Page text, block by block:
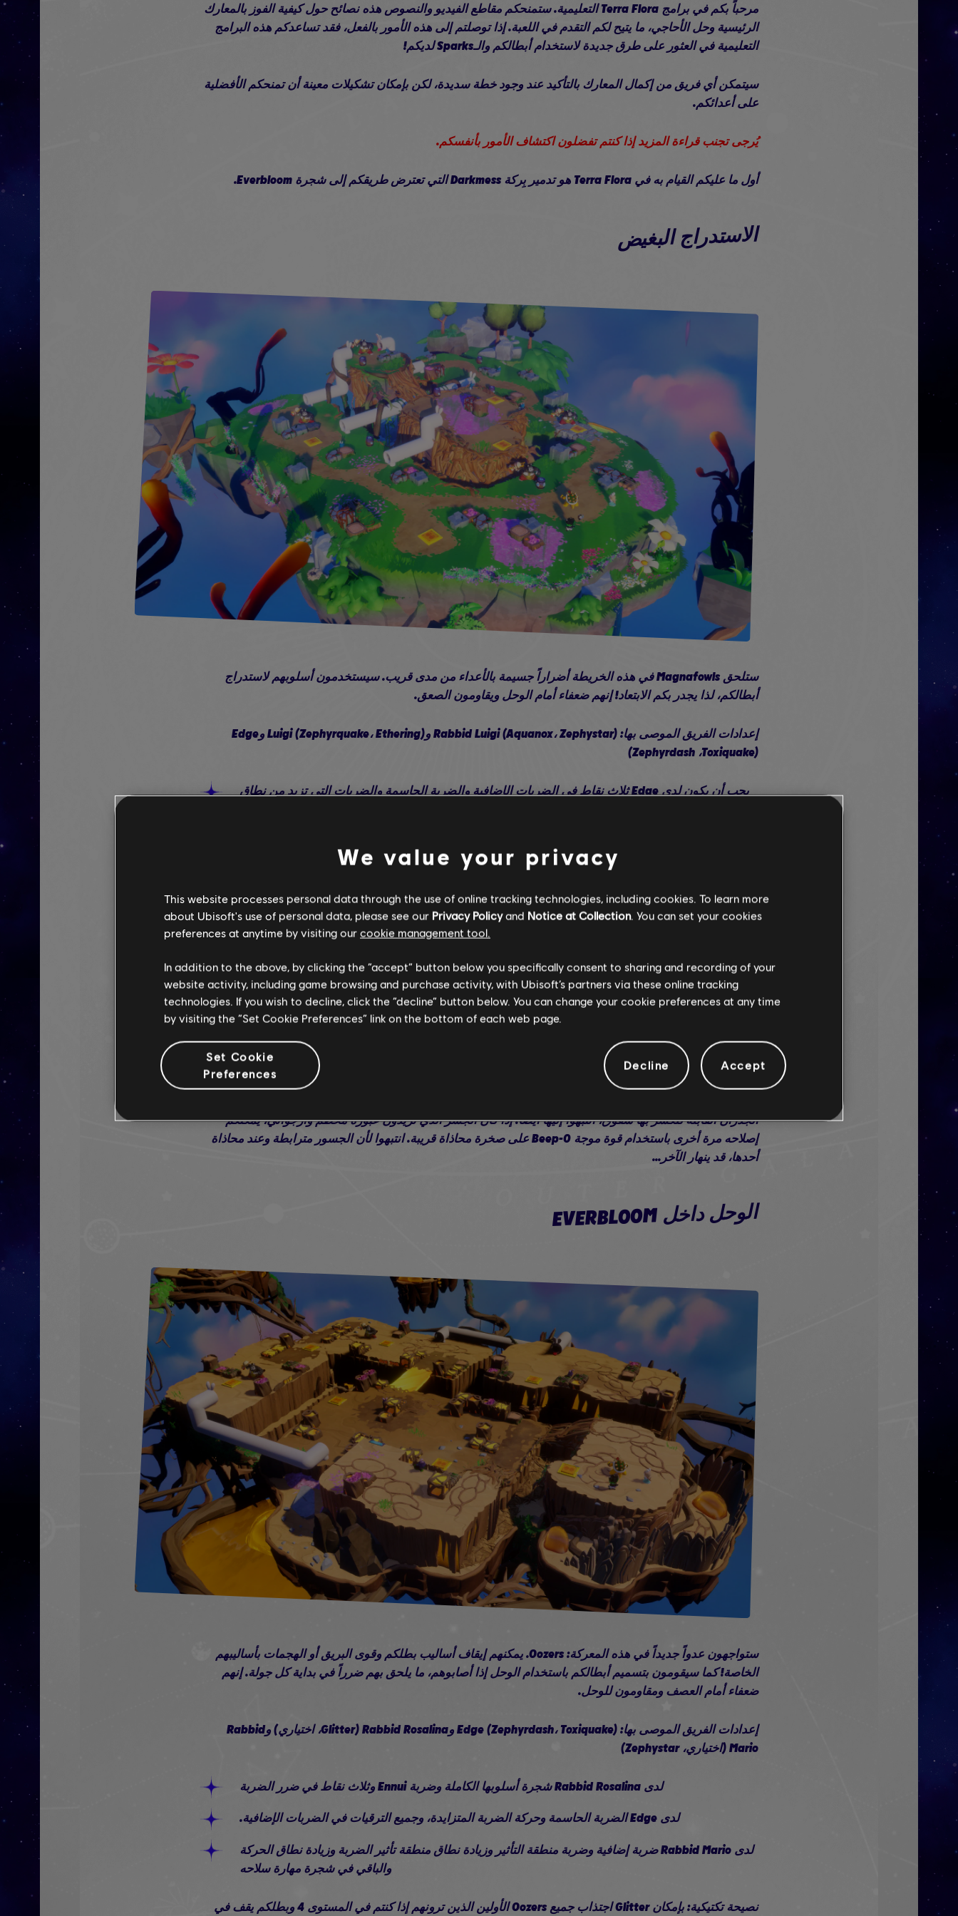
مرحباً بكم في برامج Terra Flora التعليمية. ستمنحكم مقاطع الفيديو والنصوص هذه نصائح حول كيفية الفوز بالمعارك
الرئيسية وحل الأحاجي، ما يتيح لكم التقدم في اللعبة. إذا توصلتم إلى هذه الأمور بالفعل، فقد تساعدكم هذه البرامج
التعليمية في العثور على طرق جديدة لاستخدام أبطالكم والـSparks لديكم!
سيتمكن أي فريق من إكمال المعارك بالتأكيد عند وجود خطة سديدة، لكن بإمكان تشكيلات معينة أن تمنحكم الأفضلية
على أعدائكم.
يُرجى تجنب قراءة المزيد إذا كنتم تفضلون اكتشاف الأمور بأنفسكم.
أول ما عليكم القيام به في Terra Flora هو تدمير بِركة Darkmess التي تعترض طريقكم إلى شجرة Everbloom.
الاستدراج البغيض
ستلحق Magnafowls في هذه الخريطة أضراراً جسيمة بالأعداء من مدى قريب. سيستخدمون أسلوبهم لاستدراج
أبطالكم، لذا يجدر بكم الابتعاد! إنهم ضعفاء أمام الوحل ويقاومون الصعق.
إعدادات الفريق الموصى بها: Rabbid Luigi (Aquanox، Zephystar) وLuigi (Zephyrquake، Ethering) وEdge
(Zephyrdash ،Toxiquake)
يجب أن يكون لدى Edge ثلاث نقاط في الضربات الإضافية والضربة الحاسمة والضربات التي تزيد من نطاق
يجب أن يكون لدى Rabbid Luigi النقاط الكاملة في شجرة مهارة سلاحه
نصيحة تكتيكية: سيتم تفعيل Steely Stare لـLuigi عند قفز الأعداء أو ابتعادهم، تأكدوا من تفعيلها قبل أن يحين دور
يمكن أن يتسبب Rabbid Luigi بعد تفعيل Zephystar أو Aquanox في إحداث فوضى خطيرة خلف خطوط العدو
وتفجير عدة براميل مياه في هجوم واحد فحسب.
بإمكان Edge تفعيل Zephyrdash ودفع العديد من الأعداء خارج الحدود، ما سيجعلهم أيضاً يتحركون ليتم تفعيل Steely
Stare لـLuigi.
الجدران القابلة للكسر بها شقوق، انتبهوا إليها أيضاً! إذا كان الجسر الذي تريدون عبوره محطم وأرجواني، يمكنكم
إصلاحه مرة أخرى باستخدام قوة موجة Beep-0 على صخرة محاذاة قريبة. انتبهوا لأن الجسور مترابطة وعند محاذاة
أحدها، قد ينهار الآخر...
الوحل داخلEVERBLOOM
ستواجهون عدواً جديداً في هذه المعركة: Oozers. يمكنهم إيقاف أساليب بطلكم وقوى البريق أو الهجمات بأساليبهم
الخاصة! كما سيقومون بتسميم أبطالكم باستخدام الوحل إذا أصابوهم، ما يلحق بهم ضرراً في بداية كل جولة. إنهم
ضعفاء أمام العصف ومقاومون للوحل.
إعدادات الفريق الموصى بها: Edge (Zephyrdash، Toxiquake) وRabbid Rosalina (Glitter، اختياري) وRabbid
Mario (اختياري، Zephystar)
لدى Rabbid Rosalina شجرة أسلوبها الكاملة وضربة Ennui وثلاث نقاط في ضرر الضربة
لدى Edge الضربة الحاسمة وحركة الضربة المتزايدة، وجميع الترقيات في الضربات الإضافية.
لدى Rabbid Mario ضربة إضافية وضربة منطقة التأثير وزيادة نطاق منطقة تأثير الضربة وزيادة نطاق الحركة
والباقي في شجرة مهارة سلاحه
نصيحة تكتيكية: بإمكان Glitter اجتذاب جميع Oozers الأولين الذين ترونهم إذا كنتم في المستوى 4 وبطلكم يقف في
We value your privacy
This website processes personal data through the use of online tracking technologies, including cookies. To learn more
about Ubisoft's use of personal data, please see our Privacy Policyand Notice at Collection. You can set your cookies
preferences at anytime by visiting our cookie management tool.
In addition to the above, by clicking the “accept” button below you specifically consent to sharing and recording of your
website activity, including game browsing and purchase activity, with Ubisoft’s partners via these online tracking
technologies. If you wish to decline, click the “decline” button below. You can change your cookie preferences at any time
by visiting the “Set Cookie Preferences” link on the bottom of each web page.
Set Cookie
Preferences
Decline Accept